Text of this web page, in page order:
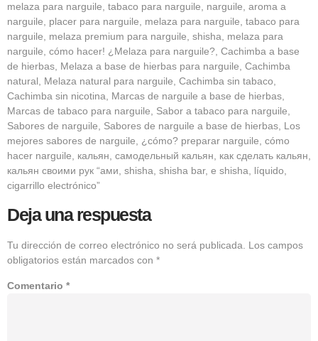
melaza para narguile, tabaco para narguile, narguile, aroma a
narguile, placer para narguile, melaza para narguile, tabaco para
narguile, melaza premium para narguile, shisha, melaza para
narguile, cómo hacer! ¿Melaza para narguile?, Cachimba a base
de hierbas, Melaza a base de hierbas para narguile, Cachimba
natural, Melaza natural para narguile, Cachimba sin tabaco,
Cachimba sin nicotina, Marcas de narguile a base de hierbas,
Marcas de tabaco para narguile, Sabor a tabaco para narguile,
Sabores de narguile, Sabores de narguile a base de hierbas, Los
mejores sabores de narguile, ¿cómo? preparar narguile, cómo
hacer narguile, кальян, самодельный кальян, как сделать кальян,
кальян своими рук “ами, shisha, shisha bar, e shisha, líquido,
cigarrillo electrónico”
Deja una respuesta
Tu dirección de correo electrónico no será publicada.
Los campos
obligatorios están marcados con *
Comentario *